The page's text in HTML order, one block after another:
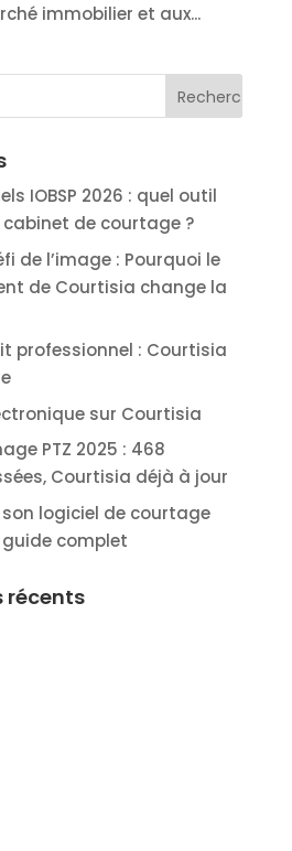
immobilier et aux...
IOBSP 2026 : quel outil
de courtage ?
de l’image : Pourquoi le
de Courtisia change la
professionnel : Courtisia
sur Courtisia
PTZ 2025 : 468
Courtisia déjà à jour
logiciel de courtage
guide complet
récents